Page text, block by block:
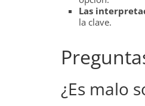
Las
la clave.
¿Es malo